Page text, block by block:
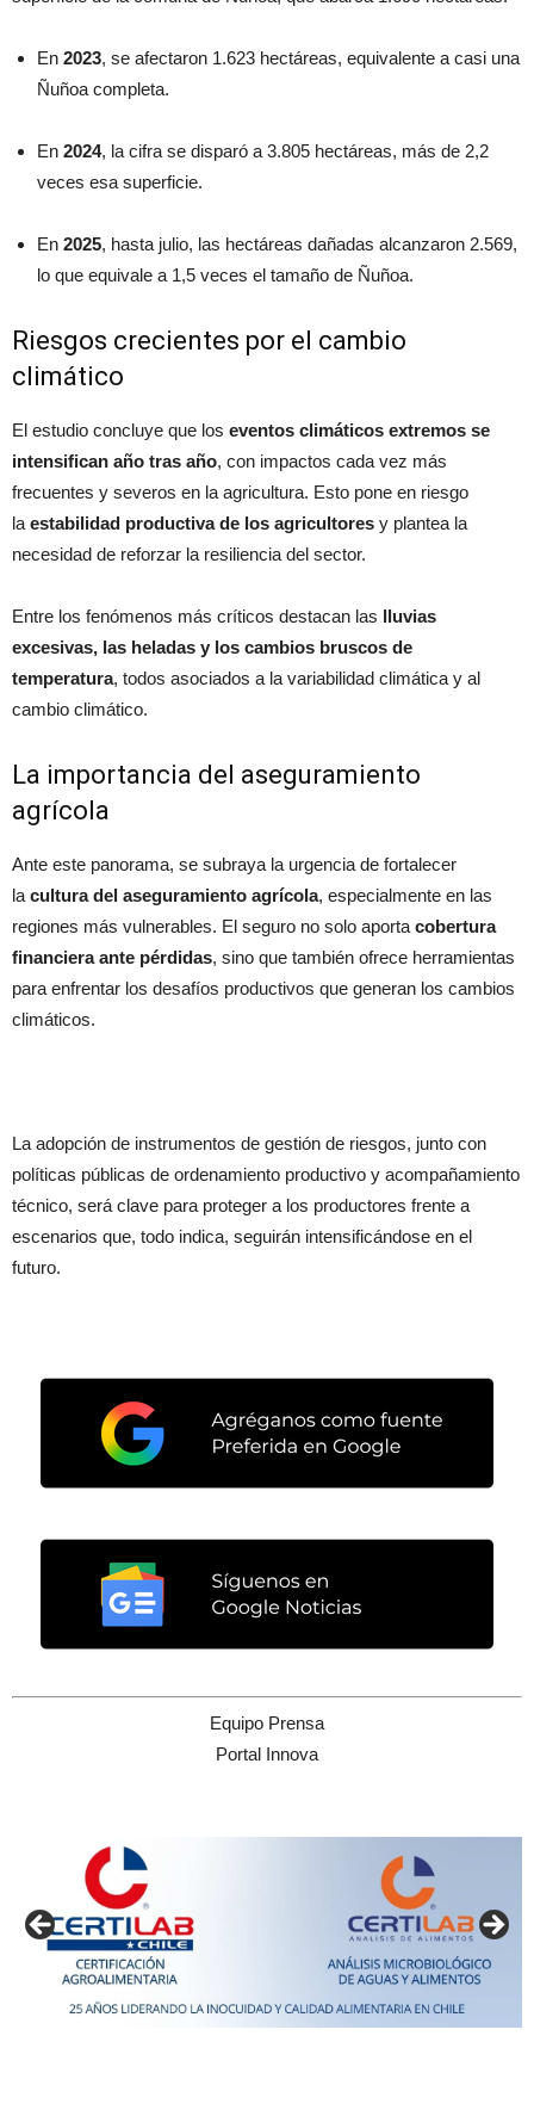
En 2023, se afectaron 1.623 hectáreas, equivalente a casi una
Ñuñoa completa.
En 2024, la cifra se disparó a 3.805 hectáreas, más de 2,2
veces esa superficie.
En 2025, hasta julio, las hectáreas dañadas alcanzaron 2.569,
lo que equivale a 1,5 veces el tamaño de Ñuñoa.
Riesgos crecientes por el cambio
climático
El estudio concluye que los eventos climáticos extremos se
intensifican año tras año, con impactos cada vez más
frecuentes y severos en la agricultura. Esto pone en riesgo
la estabilidad productiva de los agricultores y plantea la
necesidad de reforzar la resiliencia del sector.
Entre los fenómenos más críticos destacan las lluvias
excesivas, las heladas y los cambios bruscos de
temperatura, todos asociados a la variabilidad climática y al
cambio climático.
La importancia del aseguramiento
agrícola
Ante este panorama, se subraya la urgencia de fortalecer
la cultura del aseguramiento agrícola, especialmente en las
regiones más vulnerables. El seguro no solo aporta cobertura
financiera ante pérdidas, sino que también ofrece herramientas
para enfrentar los desafíos productivos que generan los cambios
climáticos.
La adopción de instrumentos de gestión de riesgos, junto con
políticas públicas de ordenamiento productivo y acompañamiento
técnico, será clave para proteger a los productores frente a
escenarios que, todo indica, seguirán intensificándose en el
futuro.
Equipo Prensa
Portal Innova